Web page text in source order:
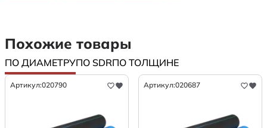
Похожие товары
ПО ДИАМЕТРУПО SDRПО ТОЛЩИНЕ
Артикул:020790 Артикул:020687